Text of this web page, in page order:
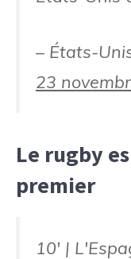
– États-
23
Le rugby
premier
10' |